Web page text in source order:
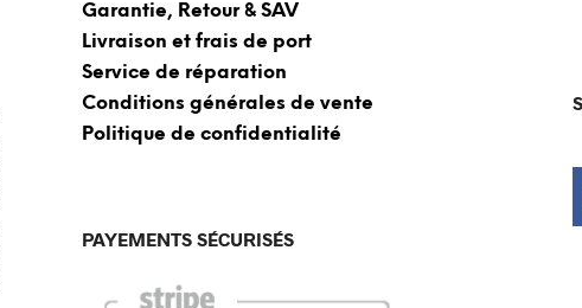
Garantie, Retour & SAV
Livraison et frais de port
Service de réparation
Conditions générales de vente
Politique de confidentialité
PAYEMENTS SÉCURISÉS